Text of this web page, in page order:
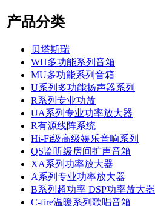
产品分类
贝塔斯瑞
WH多功能系列音箱
MU多功能系列音箱
U系列多功能扬声器系列
R系列专业功放
UA系列专业功率放大器
R有源线阵系统
Hi-Fi级高级娱乐音响系列
QS监听级房间扩声音箱
XA系列功率放大器
A系列专业功率放大器
B系列超功率 DSP功率放大器
C-fire温暖系列歌唱音箱